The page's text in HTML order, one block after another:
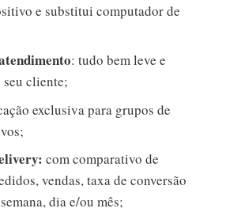
e substitui computador de
: tudo bem leve e
cliente;
exclusiva para grupos de
com comparativo de
vendas, taxa de conversão
dia e/ou mês;